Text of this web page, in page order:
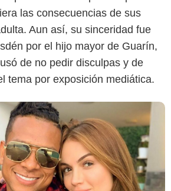
las consecuencias de sus
Aun así, su sinceridad fue
por el hijo mayor de Guarín,
de no pedir disculpas y de
tema por exposición mediática.